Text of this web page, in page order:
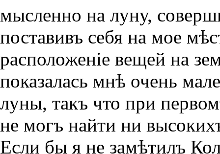
мысленно на луну,
поставивъ себя на мое
расположенiе вещей на
показалась мнѣ очень
луны, такъ что при
не могъ найти ни
Если бы я не замѣтилъ